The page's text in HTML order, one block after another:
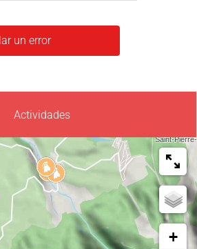
un error
Actividades
+